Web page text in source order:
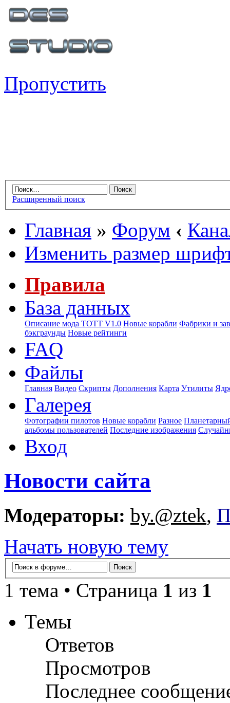
Пропустить
Расширенный поиск
Главная » Форум ‹
Изменить размер
Правила
База данных
Описание мода ТОТТ V1.0 Новые корабли Фабрики и
бэкграунды Новые рейтинги
FAQ
Файлы
Главная Видео Скрипты Дополнения Карта Утилиты
Галерея
Фотографии пилотов Новые корабли Разное
альбомы пользователей Последние изображения
Вход
Новости сайта
Модераторы: by.@ztek,
Начать новую тему
1 тема • Страница 1 из 1
Темы
Ответов
Просмотров
Последнее